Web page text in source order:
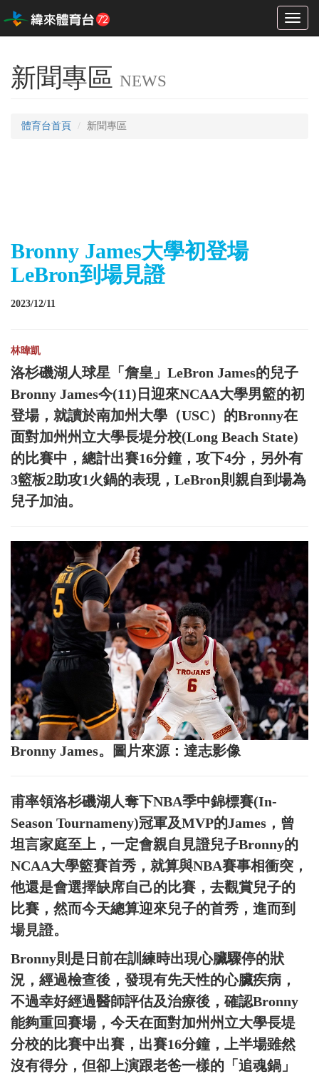
Toggle
新聞專區 NEWS
體育台首頁 新聞專區
Bronny James大學初登場
LeBron到場見證
2023/12/11
林暐凱
洛杉磯湖人球星「詹皇」LeBron James的兒子
Bronny James今(11)日迎來NCAA大學男籃的初
登場，就讀於南加州大學（USC）的Bronny在
面對加州州立大學長堤分校(Long Beach State)
的比賽中，總計出賽16分鐘，攻下4分，另外有
3籃板2助攻1火鍋的表現，LeBron則親自到場為
兒子加油。
Bronny James。圖片來源：達志影像
甫率領洛杉磯湖人奪下NBA季中錦標賽(In-
Season Tournameny)冠軍及MVP的James，曾
坦言家庭至上，一定會親自見證兒子Bronny的
NCAA大學籃賽首秀，就算與NBA賽事相衝突，
他還是會選擇缺席自己的比賽，去觀賞兒子的
比賽，然而今天總算迎來兒子的首秀，進而到
場見證。
Bronny則是日前在訓練時出現心臟驟停的狀
況，經過檢查後，發現有先天性的心臟疾病，
不過幸好經過醫師評估及治療後，確認Bronny
能夠重回賽場，今天在面對加州州立大學長堤
分校的比賽中出賽，出賽16分鐘，上半場雖然
沒有得分，但卻上演跟老爸一樣的「追魂鍋」